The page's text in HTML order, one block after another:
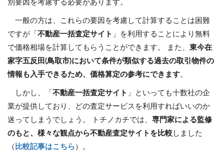
別要因を考慮する必要があります。
一般の方は、これらの要因を考慮して計算することは困難
ですが「 不動産一括査定サイト 」を利用することにより無料
で価格相場を計算してもらうことができます。 また、 東今在
家字五反田(鳥取市)において条件が類似する過去の取引物件の
情報も入手できるため、価格算定の参考にできます。
しかし、「 不動産一括査定サイト 」といっても十数社の企
業が提供しており、どの査定サービスを利用すればいいのか
迷ってしまうでしょう。 トチノカチでは、 専門家による監修
のもと、様々な観点から不動産査定サイトを比較 しました
（ 比較記事はこちら ）。